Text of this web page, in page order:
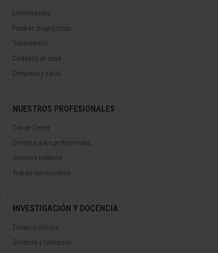
Enfermedades
Pruebas diagnósticas
Tratamientos
Cuidados en casa
Chequeos y salud
NUESTROS PROFESIONALES
Cancer Center
Conozca a los profesionales
Servicios médicos
Trabaje con nosotros
INVESTIGACIÓN Y DOCENCIA
Ensayos clínicos
Docencia y formación